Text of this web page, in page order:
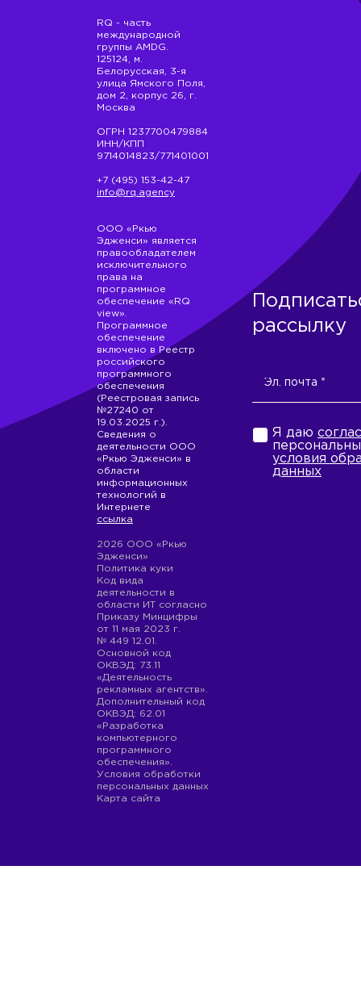
RQ - часть
международной
группы AMDG.
125124, м.
Белорусская, 3-я
улица Ямского Поля,
дом 2, корпус 26, г.
Москва
ОГРН 1237700479884
ИНН/КПП
9714014823/771401001
+7 (495) 153-42-47
info@rq.agency
ООО «Ркью
Эдженси» является
правообладателем
исключительного
права на
программное
обеспечение «RQ
view».
Программное
обеспечение
включено в Реестр
российского
программного
обеспечения
(Реестровая запись
№27240 от
19.03.2025 г.).
Сведения о
деятельности ООО
«Ркью Эдженси» в
области
информационных
технологий в
Интернете
ссылка
2026 ООО «Ркью
Эдженси»
Политика куки
Код вида
деятельности в
области ИТ согласно
Приказу Минцифры
от 11 мая 2023 г.
№ 449 12.01.
Основной код
ОКВЭД: 73.11
«Деятельность
рекламных агентств».
Дополнительный код
ОКВЭД: 62.01
«Разработка
компьютерного
программного
обеспечения».
Условия обработки
персональных данных
Карта сайта
рассылку
Я даю
условия
данных